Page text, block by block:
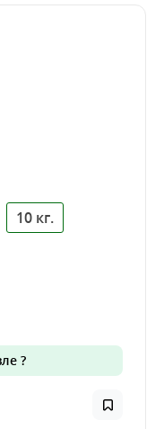
10 кг.
?